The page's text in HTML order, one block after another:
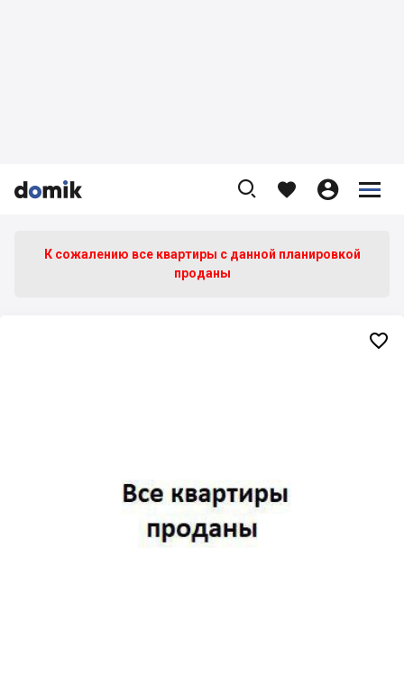


    


К сожалению все квартиры c данной планировкой
проданы
